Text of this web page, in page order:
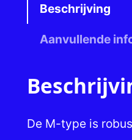
-
p
e
8
Beschrijving
Aanvullende
De M-type is